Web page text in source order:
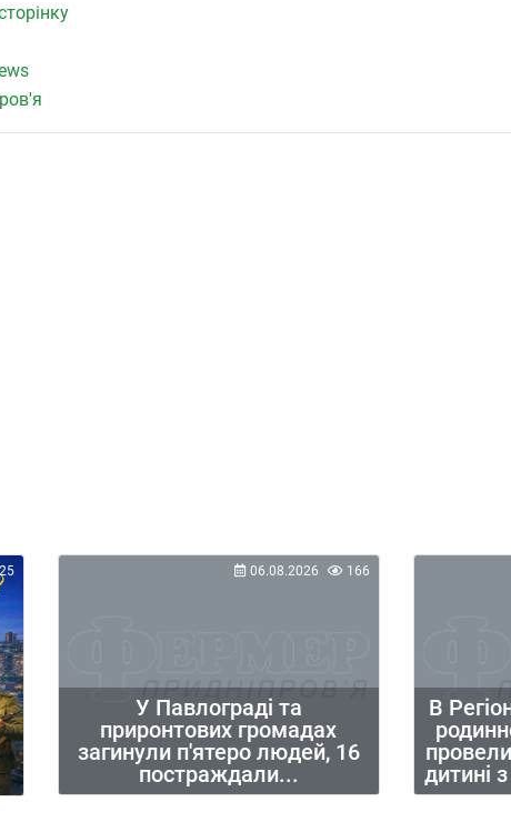
У Павлограді та
приронтових громадах
загинули п'ятеро людей, 16
постраждали...
06.08.2026 166
В
дитині